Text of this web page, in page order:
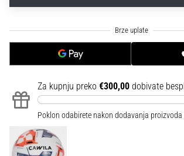
kopačkama
adidas
i
svake
utakmice,
Za kupnju preko €300,00 dobivate
Poklon odabirete nakon dodavanja proizvoda